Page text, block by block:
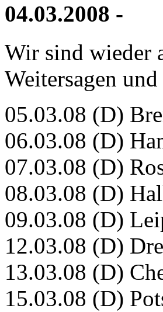
04.03.2008 -
Wir sind wieder
Weitersagen
05.03.08 (D)
06.03.08 (D)
07.03.08 (D)
08.03.08 (D)
09.03.08 (D)
12.03.08 (D)
13.03.08 (D)
15.03.08 (D)